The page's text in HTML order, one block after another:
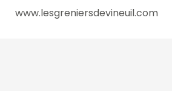
www.lesgreniersdevineuil.com